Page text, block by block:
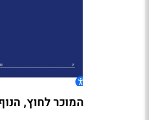
המוכר לחוץ,